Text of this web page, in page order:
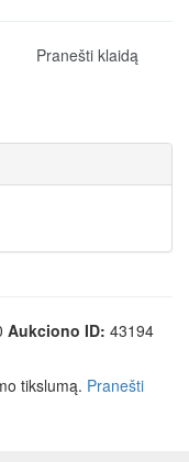
Pranešti klaidą
Aukciono ID: 43194
tikslumą. Pranešti